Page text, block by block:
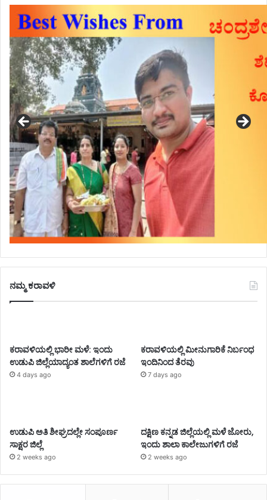
ನಮ್ಮ ಕರಾವಳಿ
ಕರಾವಳಿಯಲ್ಲಿ ಭಾರೀ ಮಳೆ: ಇಂದು
ಉಡುಪಿ ಜಿಲ್ಲೆಯಾದ್ಯಂತ ಶಾಲೆಗಳಿಗೆ ರಜೆ
4 days ago
ಕರಾವಳಿಯಲ್ಲಿ ಮೀನುಗಾರಿಕೆ ನಿರ್ಬಂಧ
ಇಂದಿನಿಂದ ತೆರವು
7 days ago
ಉಡುಪಿ ಅತಿ ಶೀಘ್ರದಲ್ಲೇ ಸಂಪೂರ್ಣ
ಸಾಕ್ಷರ ಜಿಲ್ಲೆ
2 weeks ago
ದಕ್ಷಿಣ ಕನ್ನಡ ಜಿಲ್ಲೆಯಲ್ಲಿ ಮಳೆ ಜೋರು,
ಇಂದು ಶಾಲಾ ಕಾಲೇಜುಗಳಿಗೆ ರಜೆ
2 weeks ago